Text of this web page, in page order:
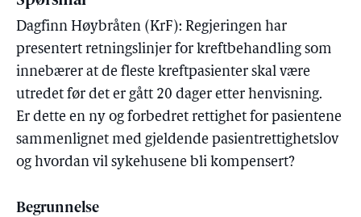
Dagfinn Høybråten (KrF): Regjeringen har
presentert retningslinjer for kreftbehandling som
innebærer at de fleste kreftpasienter skal være
utredet før det er gått 20 dager etter henvisning.
Er dette en ny og forbedret rettighet for pasientene
sammenlignet med gjeldende pasientrettighetslov
og hvordan vil sykehusene bli kompensert?
Begrunnelse